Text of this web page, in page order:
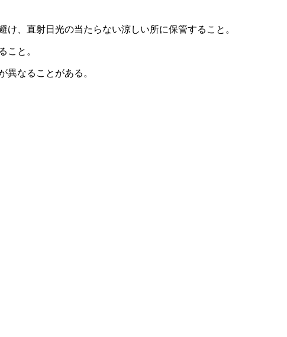
、直射日光の当たらない涼しい所に保管すること。
こと。
なることがある。